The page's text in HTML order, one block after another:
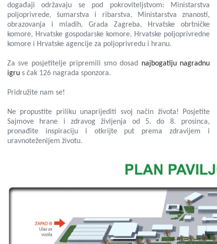
događaji održavaju se pod pokroviteljstvom: Ministarstva
poljoprivrede, šumarstva i ribarstva, Ministarstva znanosti,
obrazovanja i mladih, Grada Zagreba, Hrvatske obrtničke
komore, Hrvatske gospodarske komore, Hrvatske poljoprivredne
komore i Hrvatske agencije za poljoprivredu i hranu.
Za sve posjetitelje pripremili smo dosad najbogatiju nagradnu
igru s čak 126 nagrada sponzora.
Pridružite nam se!
Ne propustite priliku unaprijediti svoj način života! Posjetite
Sajmove hrane i zdravog življenja od 5. do 8. prosinca,
pronađite inspiraciju i otkrijte put prema zdravijem i
uravnoteženijem životu.